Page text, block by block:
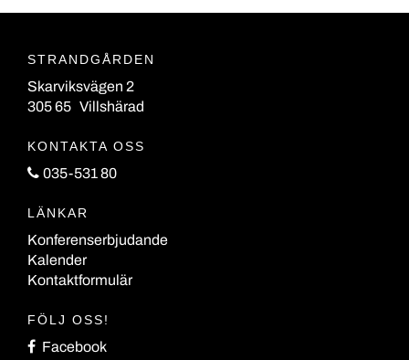
STRANDGÅRDEN
Skarviksvägen 2
305 65 Villshärad
KONTAKTA OSS
035-531 80
LÄNKAR
Konferenserbjudande
Kalender
Kontaktformulär
FÖLJ OSS!
Facebook